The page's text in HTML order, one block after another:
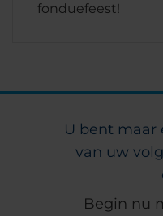
fonduefeest!
U bent maar
van uw
Begin nu